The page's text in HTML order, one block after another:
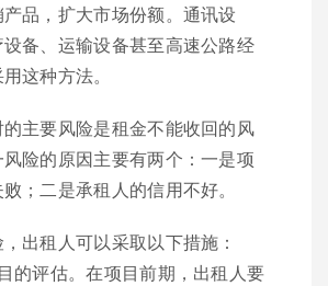
品，扩大市场份额。通讯设
备、运输设备甚至高速公路经
这种方法。
主要风险是租金不能收回的风
险的原因主要有两个：一是项
；二是承租人的信用不好。
出租人可以采取以下措施：
的评估。在项目前期，出租人要